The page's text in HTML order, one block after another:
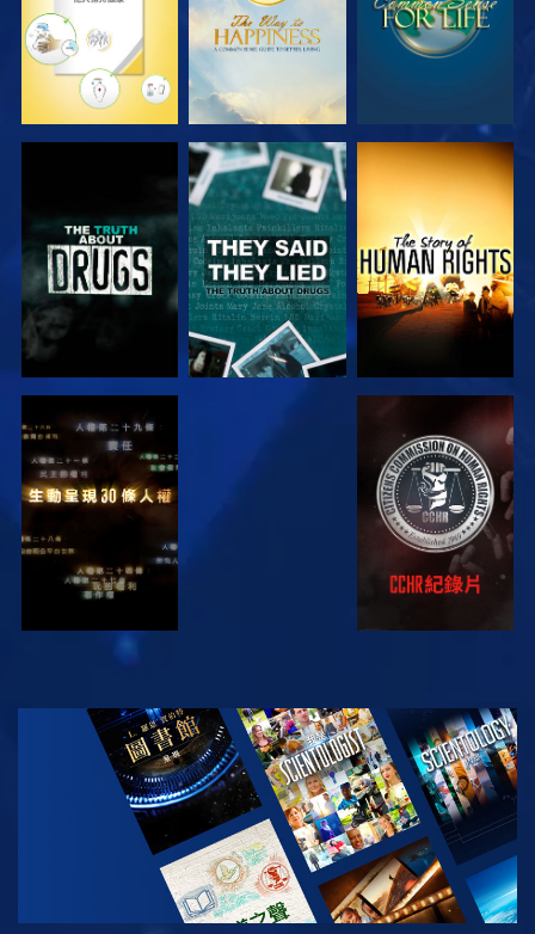
觀看 觀看
觀看 觀看
觀看 探索系列節目